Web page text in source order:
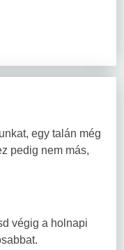
egy talán még
pedig nem más,
végig a holnapi